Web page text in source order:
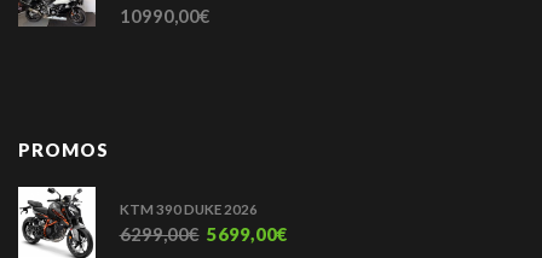
10990,00€
PROMOS
KTM 390 DUKE 2026
6299,00€ 5699,00€